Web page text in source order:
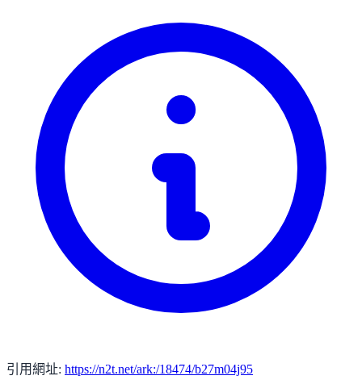
引用網址: https://n2t.net/ark:/18474/b27m04j95